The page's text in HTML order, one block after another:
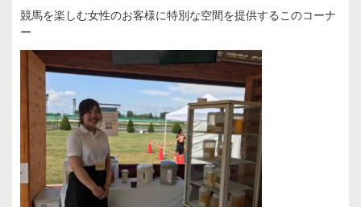
競馬を楽しむ女性のお客様に特別な空間を提供するこのコーナ
ー